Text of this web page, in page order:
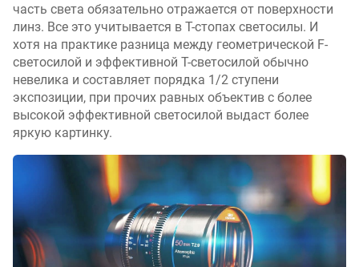
часть света обязательно отражается от поверхности
линз. Все это учитывается в T-стопах светосилы. И
хотя на практике разница между геометрической F-
светосилой и эффективной T-светосилой обычно
невелика и составляет порядка 1/2 ступени
экспозиции, при прочих равных объектив с более
высокой эффективной светосилой выдаст более
яркую картинку.